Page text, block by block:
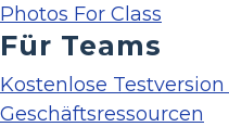
Photos For Class
Für Teams
Kostenlose
Geschäftsressourcen